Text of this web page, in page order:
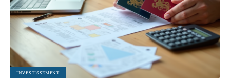
INVESTISSEMENT